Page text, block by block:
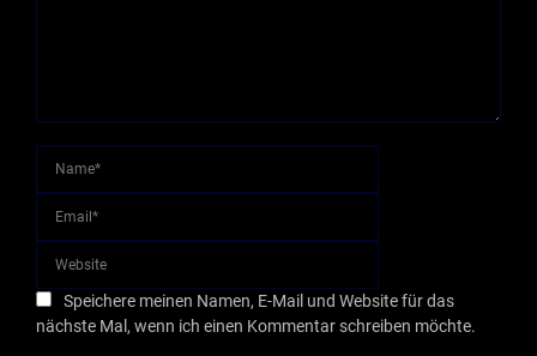
Speichere meinen Namen, E-Mail und Website für das
nächste Mal, wenn ich einen Kommentar schreiben möchte.